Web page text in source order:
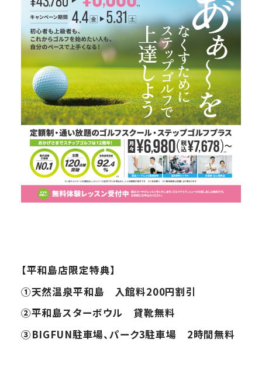
【平和島店限定特典】
①天然温泉平和島 入館料200円割引
②平和島スターボウル 貸靴無料
③BIGFUN駐車場、パーク3駐車場 2時間無料